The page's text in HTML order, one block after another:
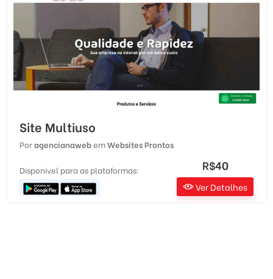
Site Multiuso
PoragencianawebemWebsites Prontos
Disponivel para as plataformas: R$40
Ver Detalhes